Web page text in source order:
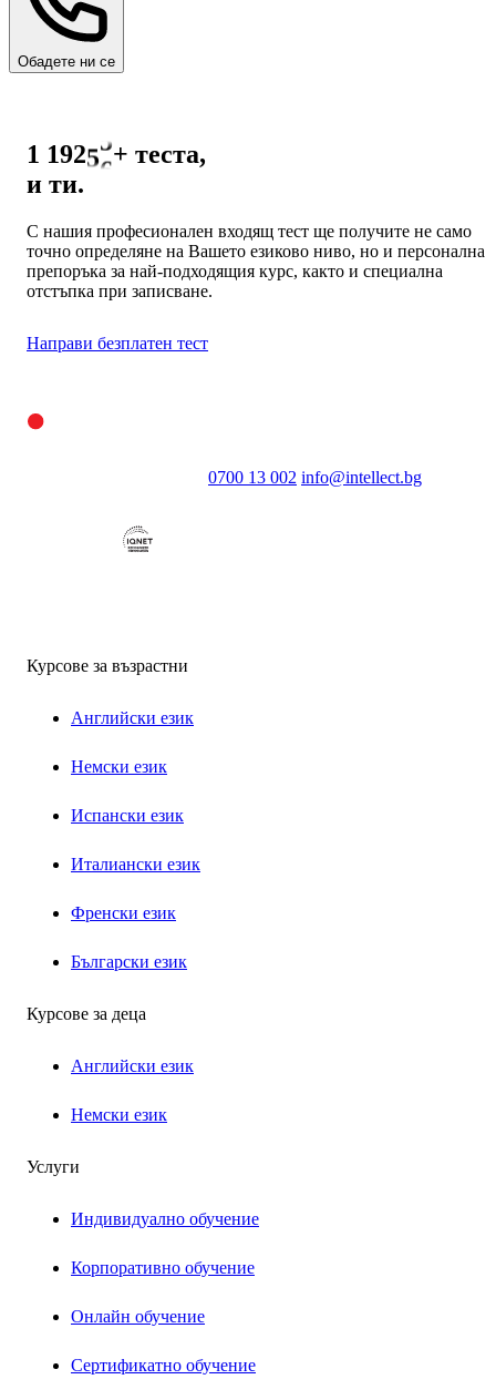
Обадете ни се
1 302
0
1
2
5
7
8
9
0
1
3
4
6
7
8
+ теста,
и ти.
С нашия професионален входящ тест ще получите не само
точно определяне на Вашето езиково ниво, но и персонална
препоръка за най-подходящия курс, както и специална
отстъпка при записване.
Направи безплатен тест
0700 13 002 info@intellect.bg
Курсове за възрастни
Английски език
Немски език
Испански език
Италиански език
Френски език
Български език
Курсове за деца
Английски език
Немски език
Услуги
Индивидуално обучение
Корпоративно обучение
Онлайн обучение
Сертификатно обучение